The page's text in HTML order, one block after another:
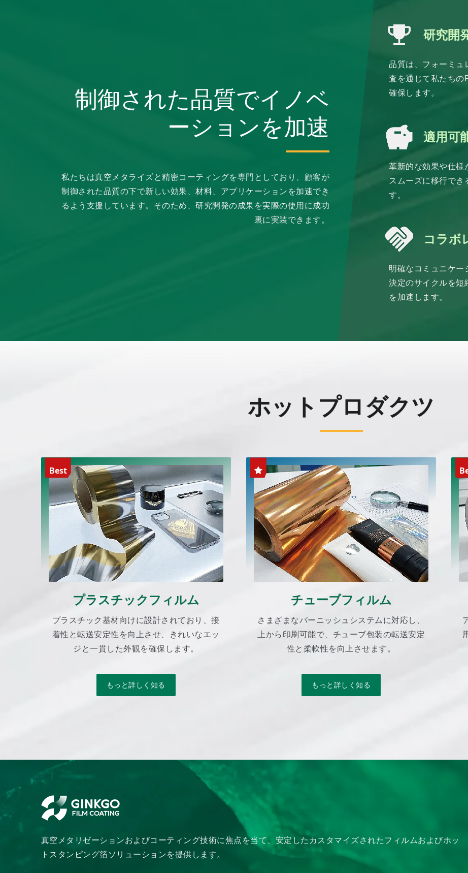
制御された品質でイノベ
ーションを加速
私たちは真空メタライズと精密コーティングを専門としており、顧客が
制御された品質の下で新しい効果、材料、アプリケーションを加速でき
るよう支援しています。そのため、研究開発の成果を実際の使用に成功
裏に実装できます。
研究開
品質は、フォーミュ
査を通じて私たちの
確保します。
適用可
革新的な効果や仕様
スムーズに移行でき
す。
コラボ
明確なコミュニケー
決定のサイクルを短
を加速します。
ホットプロダクツ
Best
プラスチックフィルム
プラスチック基材向けに設計されており、接
着性と転送安定性を向上させ、きれいなエッ
ジと一貫した外観を確保します。
もっと詳しく知る
チューブフィルム
さまざまなバーニッシュシステムに対応し、
上から印刷可能で、チューブ包装の転送安定
性と柔軟性を向上させます。
もっと詳しく知る
真空メタリゼーションおよびコーティング技術に焦点を当て、安定したカスタマイズされたフィルムおよびホッ
トスタンピング箔ソリューションを提供します。